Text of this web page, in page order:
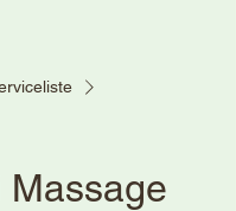
Massage